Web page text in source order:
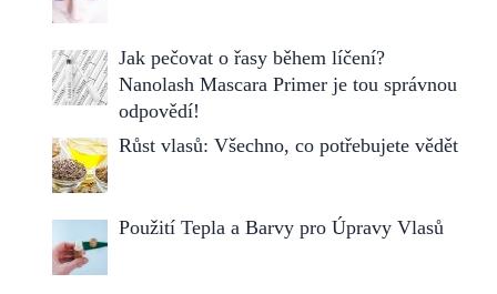
Jak pečovat o řasy během líčení?
Nanolash Mascara Primer je tou správnou
odpovědí!
Růst vlasů: Všechno, co potřebujete vědět
Použití Tepla a Barvy pro Úpravy Vlasů